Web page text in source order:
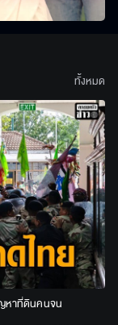
หาที่ดินคนจน
ทั้งหมด